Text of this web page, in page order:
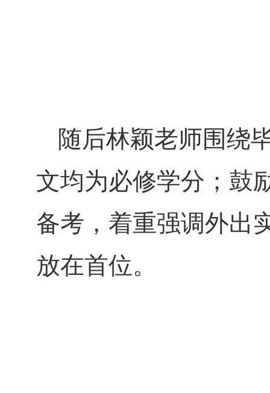
随后林颖老师围绕
文均为必修学分；鼓
备考，着重强调外出
放在首位。